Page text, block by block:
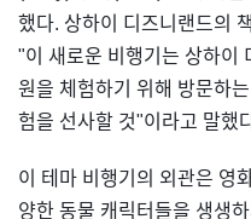
했다. 상하이 디즈니랜드의
"이 새로운 비행기는 상하이
원을 체험하기 위해 방문하
험을 선사할 것"이라고 말했
이 테마 비행기의 외관은 영
양한 동물 캐릭터들을 생생